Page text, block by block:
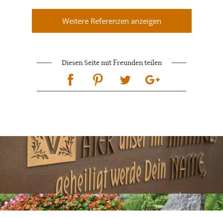
Weitere Referenzen anzeigen
Diesen Seite mit Freunden teilen